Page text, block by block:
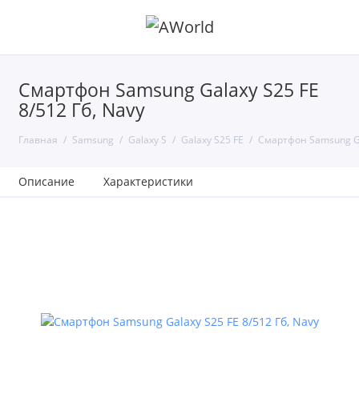
Смартфон Samsung Galaxy S25 FE
8/512 Гб, Navy
Главная Samsung Galaxy S Galaxy S25 FE Смартфон Samsung
Описание Характеристики